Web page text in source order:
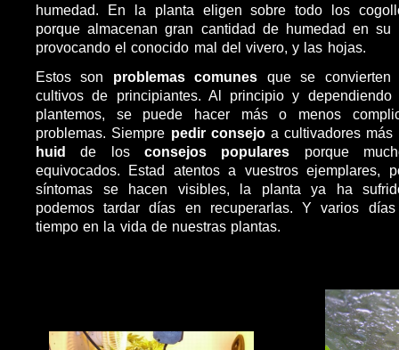
humedad. En la planta eligen sobre todo los
porque almacenan gran cantidad de humedad en su
provocando el conocido mal del vivero, y las hojas.
Estos son problemas comunes que se convierten
cultivos de principiantes. Al principio y
plantemos, se puede hacer más o menos
problemas. Siempre pedir consejoa cultivadores más
huidde losconsejos populares porque
equivocados. Estad atentos a vuestros ejemplares,
síntomas se hacen visibles, la planta ya ha
podemos tardar días en recuperarlas. Y varios
tiempo en la vida de nuestras plantas.